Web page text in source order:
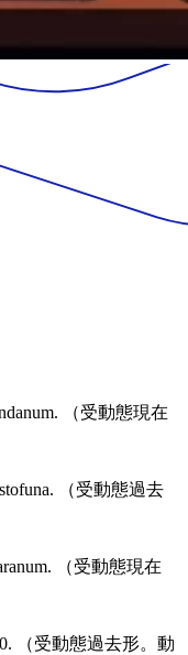
（受動態現在
（受動態過去
（受動態現在
（受動態過去形。動